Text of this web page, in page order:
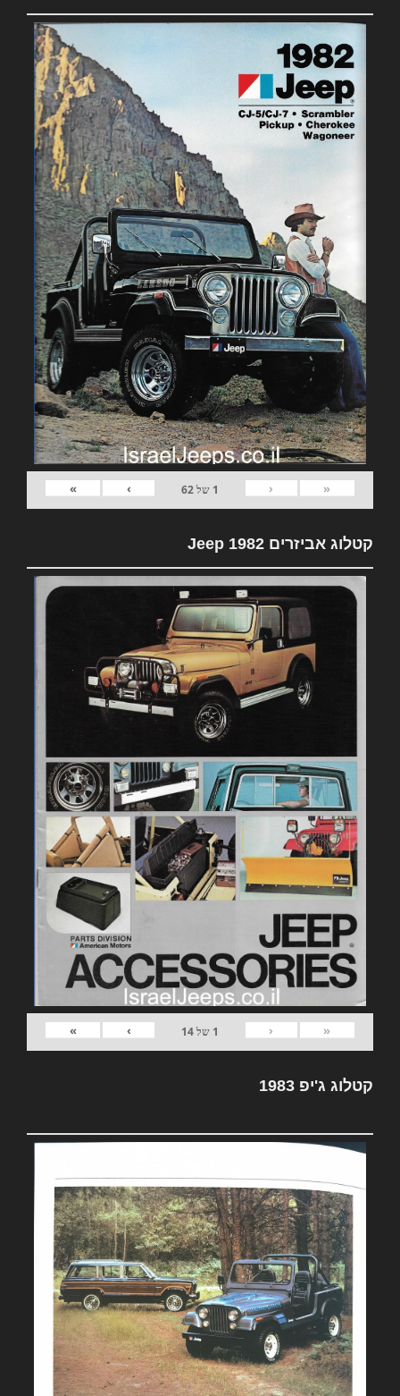
«
‹
1 של62
›
»
קטלוג אביזרים 1982 Jeep
«
‹
1 של14
›
»
קטלוג ג'יפ 1983